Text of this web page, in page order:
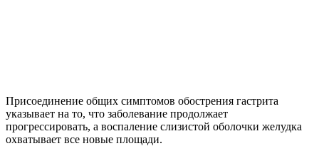
Присоединение общих симптомов обострения гастрита
указывает на то, что заболевание продолжает
прогрессировать, а воспаление слизистой оболочки желудка
охватывает все новые площади.